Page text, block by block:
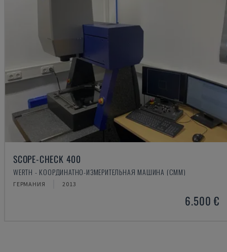
SCOPE-CHECK 400
WERTH - КООРДИНАТНО-ИЗМЕРИТЕЛЬНАЯ МАШИНА (CMM)
ГЕРМАНИЯ 2013
6.500 €